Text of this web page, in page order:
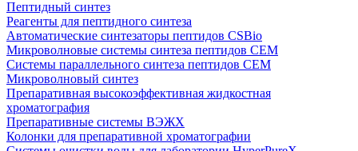
Пептидный синтез
Реагенты для пептидного синтеза
Автоматические синтезаторы пептидов CSBio
Микроволновые системы синтеза пептидов CEM
Системы параллельного синтеза пептидов CEM
Микроволновый синтез
Препаративная высокоэффективная жидкостная
хроматография
Препаративные системы ВЭЖХ
Колонки для препаративной хроматографии